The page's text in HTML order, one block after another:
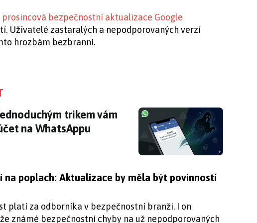
prosincová bezpečnostní aktualizace Google
Uživatelé zastaralých a nepodporovaných verzí
hrozbám bezbranní.
trikem vám podvodníci ukradnou účet
trikem vám
na WhatsAppu
na poplach: Aktualizace by měla být povinností
platí za odborníka v bezpečnostní branži. I on
známé bezpečnostní chyby na už nepodporovaných